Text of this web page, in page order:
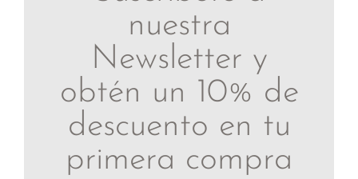
nuestra
Newsletter y
obtén un 10% de
descuento en tu
primera compra